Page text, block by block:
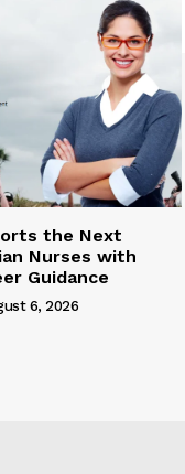
the Next
Nurses with
Guidance
6, 2026